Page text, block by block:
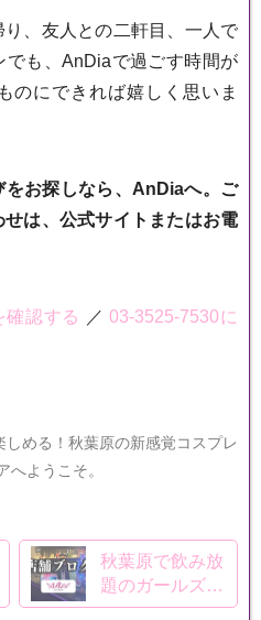
、友人との二軒目、一人で
も、AnDiaで過ごす時間が
のにできれば嬉しく思いま
お探しなら、AnDiaへ。ご
は、公式サイトまたはお電
認する ／03-3525-7530に
める！秋葉原の新感覚コスプレ
へようこそ。
秋葉原で飲み放
題のガールズバ
ーを探すなら